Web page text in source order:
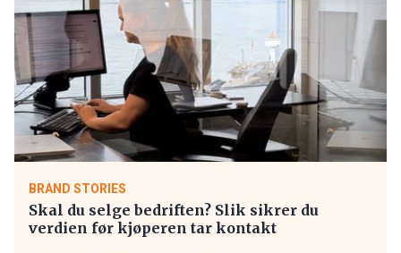
BRAND STORIES
Skal du selge bedriften? Slik sikrer du
verdien før kjøperen tar kontakt